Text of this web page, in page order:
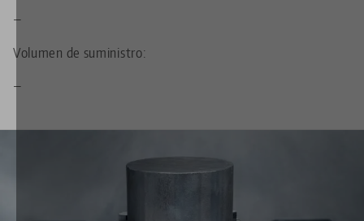
—
Volumen de suministro:
—